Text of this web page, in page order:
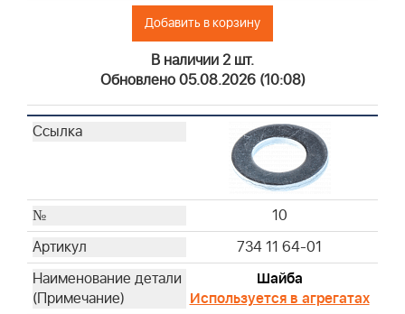
Добавить в корзину
В наличии 2 шт.
Обновлено 05.08.2026 (10:08)
10
734 11 64-01
Шайба
Используется в агрегатах